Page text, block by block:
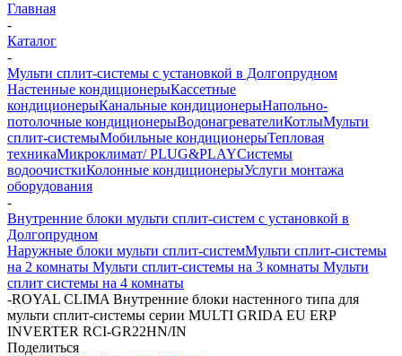
Главная
-
Каталог
-
Мульти сплит-системы с установкой в Долгопрудном
Настенные кондиционерыКассетные
кондиционерыКанальные кондиционерыНапольно-
потолочные кондиционерыВодонагревателиКотлыМульти
сплит-системыМобильные кондиционерыТепловая
техникаМикроклимат/ PLUG&PLAYСистемы
водоочисткиКолонные кондиционерыУслуги монтажа
оборудования
-
Внутренние блоки мульти сплит-систем с установкой в
Долгопрудном
Наружные блоки мульти сплит-системМульти сплит-системы
на 2 комнаты Мульти сплит-системы на 3 комнаты Мульти
сплит системы на 4 комнаты
-ROYAL CLIMA Внутренние блоки настенного типа для
мульти сплит-системы серии MULTI GRIDA EU ERP
INVERTER RCI-GR22HN/IN
Поделиться